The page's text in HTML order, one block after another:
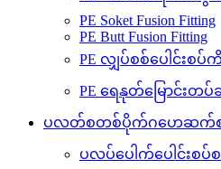
PE Soket Fusion Fitting
PE Butt Fusion Fitting
PE လျှပ်စစ်ပေါင်းစ
PE ရေနုတ်မြောင်းတပ်
ပလတ်စတစ်ပိုက်ဂဟေဆက်
ပလပ်ပေါက်ပေါင်းစပ်